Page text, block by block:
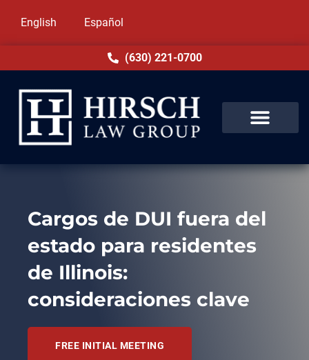
English Español
(630) 221-0700
Cargos de DUI fuera del
estado para residentes
de Illinois:
consideraciones clave
FREE INITIAL MEETING